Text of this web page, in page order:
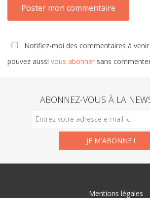
Notifiez-moi des commentaires à venir
pouvez aussi vous abonner sans
ABONNEZ-VOUS À LA
Mentions légales